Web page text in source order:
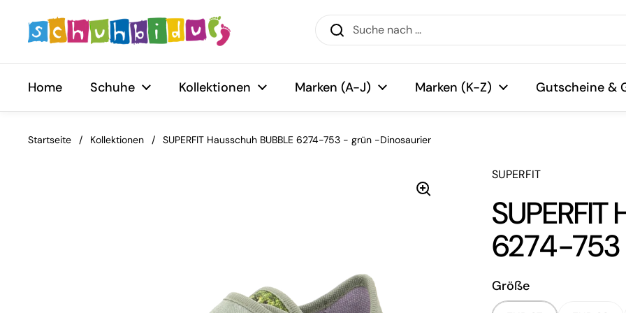
Home Schuhe Kollektionen Marken (A-J) Marken (K-Z) Gutscheine &
Startseite / Kollektionen / SUPERFIT Hausschuh BUBBLE 6274-753 - grün -Dinosaurier
SUPERFIT
6274-753
Größe